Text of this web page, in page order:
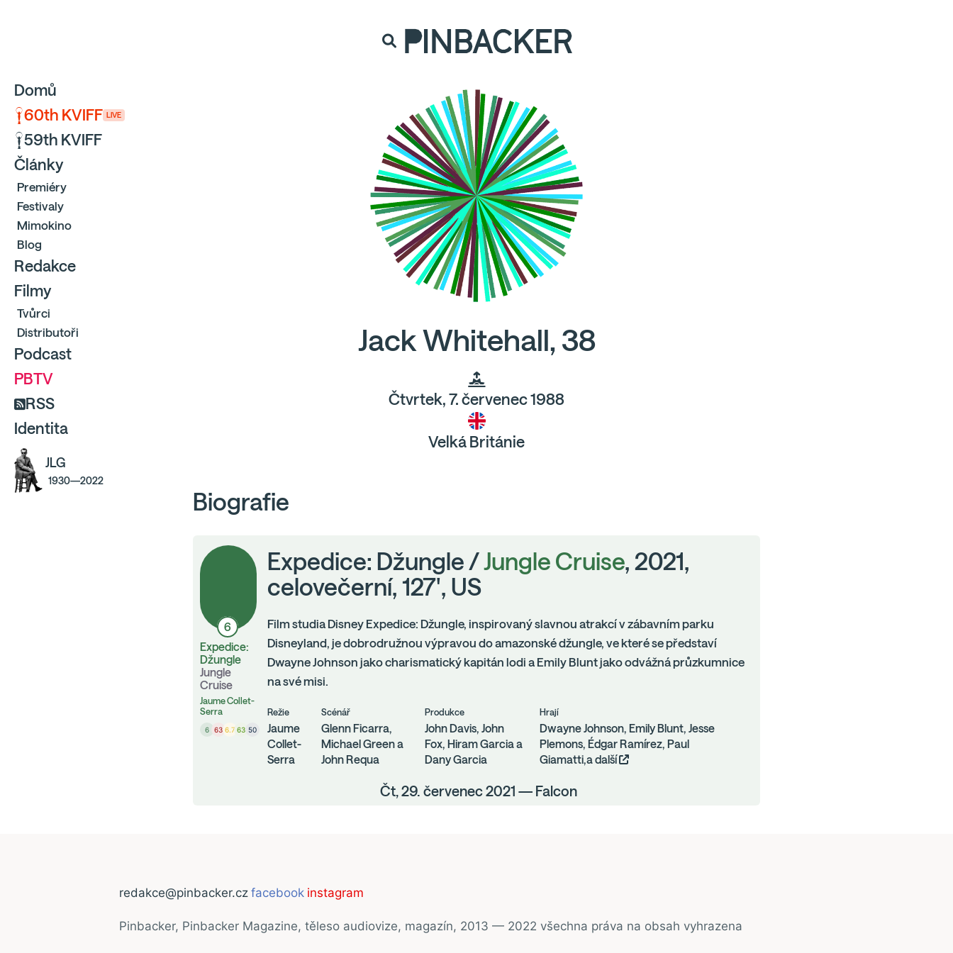
PINBACKER
Domů
60th KVIFF LIVE
59th KVIFF
Články
Premiéry
Festivaly
Mimokino
Blog
Redakce
Filmy
Tvůrci
Distributoři
Podcast
PBTV
RSS
Identita
JLG
1930—2022
Jack Whitehall, 38
Čtvrtek, 7. červenec 1988
Velká Británie
Biografie
6
Expedice:
Džungle
Jungle
Cruise
Jaume Collet-
Serra
6 63 6.7 63 50
Expedice: Džungle /Jungle Cruise, 2021,
celovečerní, 127', US
Film studia Disney Expedice: Džungle, inspirovaný slavnou atrakcí v zábavním parku
Disneyland, je dobrodružnou výpravou do amazonské džungle, ve které se představí
Dwayne Johnson jako charismatický kapitán lodi a Emily Blunt jako odvážná průzkumnice
na své misi.
Režie
Jaume
Collet-
Serra
Scénář
Glenn Ficarra,
Michael Green a
John Requa
Produkce
John Davis, John
Fox, Hiram Garcia a
Dany Garcia
Hrají
Dwayne Johnson, Emily Blunt, Jesse
Plemons, Édgar Ramírez, Paul
Giamatti,a další
Čt, 29. červenec 2021 — Falcon
redakce@pinbacker.cz facebook instagram
Pinbacker, Pinbacker Magazine, těleso audiovize, magazín, 2013 — 2022 všechna práva na obsah vyhrazena